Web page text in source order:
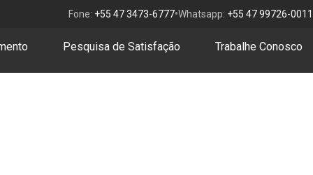
Fone: +55 47 3473-6777•Whatsapp: +55 47 99726-0011
Pesquisa de Satisfação Trabalhe Conosco